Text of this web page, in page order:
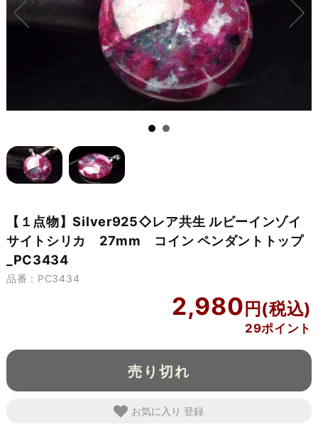
【１点物】Silver925◇レア共生 ルビーインゾイ
サイトシリカ 27mm コイン ペンダントトップ
_PC3434
品番：PC3434
2,980
29ポイント
売り切れ
お気に入り